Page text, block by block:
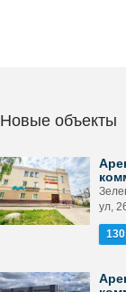
Новые объекты
ул,